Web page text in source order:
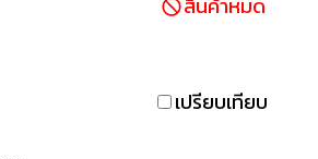
SSD ความเร็วสูงที่ช่วยให้โหลด
รื่นและลื่นไหลด้วยการรองรับ
สินค้าหมด
เปรียบเทียบ